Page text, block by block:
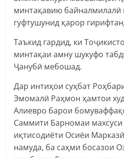
минтақавию байналмилалӣ
гуфтушунид қарор
Таъкид гардид, ки
минтақаи амну шукуфо
Ҷанубӣ мебошад.
Дар интиҳои суҳбат
Эмомалӣ Раҳмон ҳамтои
Алиевро барои
Саммити Барномаи
иқтисодиёти Осиёи
намуда, ба саҳми босазои